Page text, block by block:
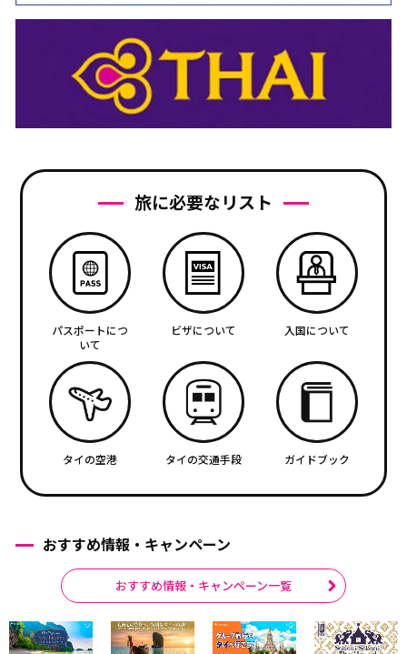
旅に必要なリスト
パスポートにつ
いて
ビザについて 入国について
タイの空港 タイの交通手段 ガイドブック
おすすめ情報・キャンペーン
おすすめ情報・キャンペーン一覧